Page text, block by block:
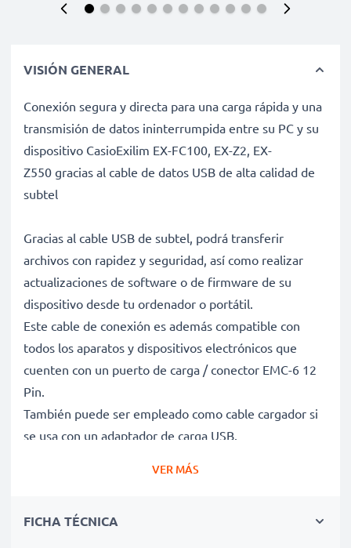
VISIÓN GENERAL
Conexión segura y directa para una carga rápida y una
transmisión de datos ininterrumpida entre su PC y su
dispositivo CasioExilim EX-FC100, EX-Z2, EX-
Z550 gracias al cable de datos USB de alta calidad de
subtel
Gracias al cable USB de subtel, podrá transferir
archivos con rapidez y seguridad, así como realizar
actualizaciones de software o de firmware de su
dispositivo desde tu ordenador o portátil.
Este cable de conexión es además compatible con
todos los aparatos y dispositivos electrónicos que
cuenten con un puerto de carga / conector EMC-6 12
Pin.
También puede ser empleado como cable cargador si
se usa con un adaptador de carga USB.
✔ Cable adaptador con conector EMC-6 12 Pin -
VER MÁS
FICHA TÉCNICA